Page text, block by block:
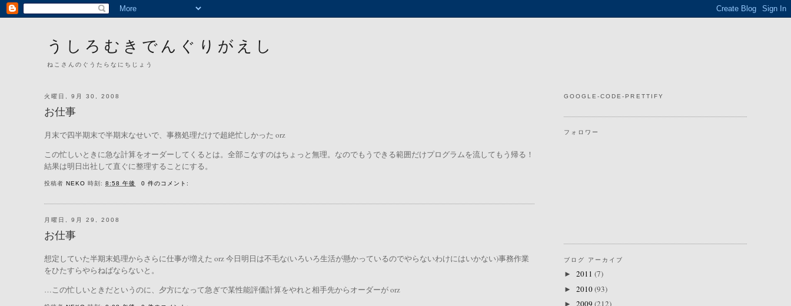
うしろむきでんぐりがえし
ねこさんのぐうたらなにちじょう
火曜日, 9月 30, 2008
お仕事
月末で四半期末で半期末なせいで、事務処理だけで超絶忙しかった orz
この忙しいときに急な計算をオーダーしてくるとは。全部こなすのはちょっと無理。なのでもうできる範囲だけプログラムを流してもう帰る！
結果は明日出社して直ぐに整理することにする。
投稿者 NEKO 時刻:8:58 午後 0 件のコメント:
月曜日, 9月 29, 2008
お仕事
想定していた半期末処理からさらに仕事が増えた orz 今日明日は不毛な(いろいろ生活が懸かっているのでやらないわけにはいかない)事務作業
をひたすらやらねばならないと。
…この忙しいときだというのに、夕方になって急ぎで某性能評価計算をやれと相手先からオーダーが orz
GOOGLE-CODE-PRETTIFY
フォロワー
ブログ アーカイブ
►2011(7)
►2010(93)
►